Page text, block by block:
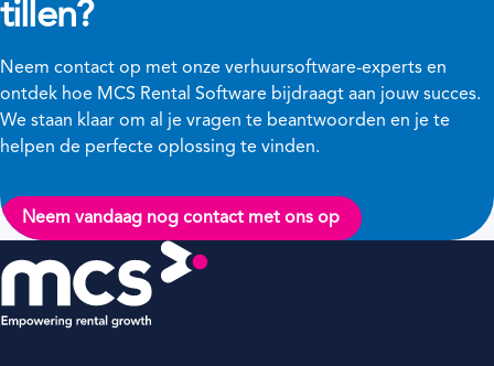
tillen?
Neem contact op met onze verhuursoftware-experts en
ontdek hoe MCS Rental Software bijdraagt aan jouw succes.
We staan klaar om al je vragen te beantwoorden en je te
helpen de perfecte oplossing te vinden.
Neem vandaag nog contact met ons op